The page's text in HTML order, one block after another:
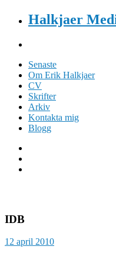
Halkjaer
Senaste
Om Erik Halkjaer
CV
Skrifter
Arkiv
Kontakta mig
Blogg
IDB
12 april 2010